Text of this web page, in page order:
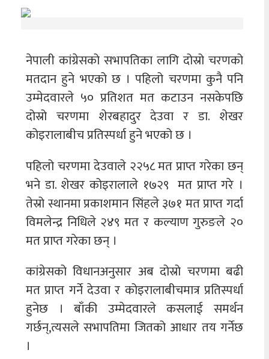
नेपाली कांग्रेसको सभापतिका लागि दोस्रो चरणको
मतदान हुने भएको छ । पहिलो चरणमा कुनै पनि
उम्मेदवारले ५० प्रतिशत मत कटाउन नसकेपछि
दोस्रो चरणमा शेरबहादुर देउवा र डा. शेखर
कोइरालाबीच प्रतिस्पर्धा हुने भएको छ ।
पहिलो चरणमा देउवाले २२५८ मत प्राप्त गरेका छन्
भने डा. शेखर कोइरालाले १७२९ मत प्राप्त गरे ।
तेस्रो स्थानमा प्रकाशमान सिंहले ३७१ मत प्राप्त गर्दा
विमलेन्द्र निधिले २४९ मत र कल्याण गुरुङले २०
मत प्राप्त गरेका छन् ।
कांग्रेसको विधानअनुसार अब दोस्रो चरणमा बढी
मत प्राप्त गर्ने देउवा र कोइरालाबीचमात्र प्रतिस्पर्धा
हुनेछ । बाँकी उम्मेदवारले कसलाई समर्थन
गर्छन्,त्यसले सभापतिमा जितको आधार तय गर्नेछ
।